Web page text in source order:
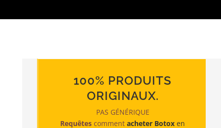
100% PRODUITS
ORIGINAUX.
PAS GÉNÉRIQUE
Requêtes commentacheter Botox en